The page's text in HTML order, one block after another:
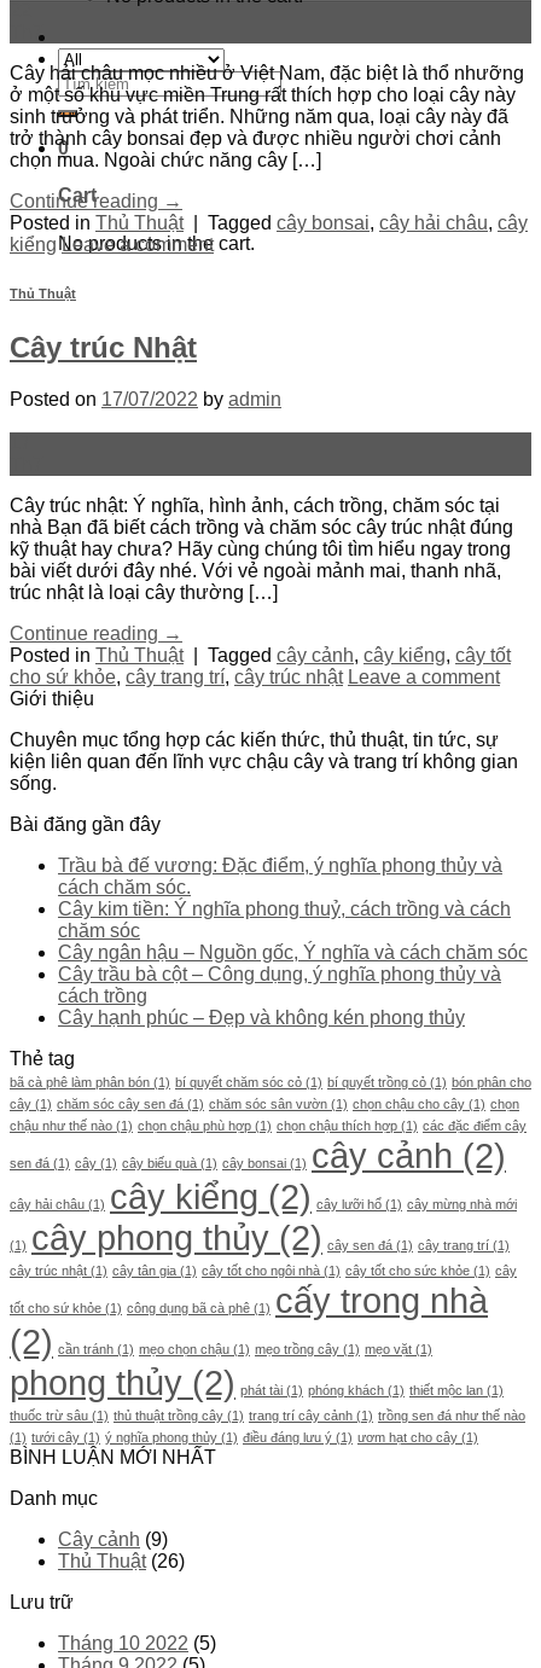
Search
for:
0
Cart
No products in the cart.
Th7
Cây hải châu mọc nhiều ở Việt Nam, đặc biệt là thổ nhưỡng
ở một số khu vực miền Trung rất thích hợp cho loại cây này
sinh trưởng và phát triển. Những năm qua, loại cây này đã
trở thành cây bonsai đẹp và được nhiều người chơi cảnh
chọn mua. Ngoài chức năng cây […]
Continue reading →
Posted in Thủ Thuật Tagged cây bonsai, cây hải châu, cây
kiểng Leave a comment
Thủ Thuật
Cây trúc Nhật
Posted on 17/07/2022 by admin
Cây trúc nhật: Ý nghĩa, hình ảnh, cách trồng, chăm sóc tại
nhà Bạn đã biết cách trồng và chăm sóc cây trúc nhật đúng
kỹ thuật hay chưa? Hãy cùng chúng tôi tìm hiểu ngay trong
bài viết dưới đây nhé. Với vẻ ngoài mảnh mai, thanh nhã,
trúc nhật là loại cây thường […]
Continue reading →
Posted in Thủ Thuật Tagged cây cảnh, cây kiểng, cây tốt
cho sứ khỏe, cây trang trí, cây trúc nhật Leave a comment
Giới thiệu
Chuyên mục tổng hợp các kiến thức, thủ thuật, tin tức, sự
kiện liên quan đến lĩnh vực chậu cây và trang trí không gian
sống.
Bài đăng gần đây
Trầu bà đế vương: Đặc điểm, ý nghĩa phong thủy và
cách chăm sóc.
Cây kim tiền: Ý nghĩa phong thuỷ, cách trồng và cách
chăm sóc
Cây ngân hậu – Nguồn gốc, Ý nghĩa và cách chăm sóc
Cây trầu bà cột – Công dụng, ý nghĩa phong thủy và
cách trồng
Cây hạnh phúc – Đẹp và không kén phong thủy
Thẻ tag
bã cà phê làm phân bón (1) bí quyết chăm sóc cỏ (1) bí quyết trồng cỏ (1) bón phân cho
cây (1) chăm sóc cây sen đá (1) chăm sóc sân vườn (1) chọn chậu cho cây (1) chọn
chậu như thế nào (1) chọn chậu phù hợp (1) chọn chậu thích hợp (1) các đặc điểm cây
sen đá (1) cây (1) cây biếu quà (1) cây bonsai (1) cây cảnh (2)
cây hải châu (1) cây kiểng (2) cây lưỡi hổ (1) cây mừng nhà mới
(1) cây phong thủy (2) cây sen đá (1) cây trang trí (1)
cây trúc nhật (1) cây tân gia (1) cây tốt cho ngôi nhà (1) cây tốt cho sức khỏe (1) cây
tốt cho sứ khỏe (1) công dụng bã cà phê (1) cấy trong nhà
(2) cần tránh (1) mẹo chọn chậu (1) mẹo trồng cây (1) mẹo vặt (1)
phong thủy (2) phát tài (1) phóng khách (1) thiết mộc lan (1)
thuốc trừ sâu (1) thủ thuật trồng cây (1) trang trí cây cảnh (1) trồng sen đá như thế nào
(1) tưới cây (1) ý nghĩa phong thủy (1) điều đáng lưu ý (1) ươm hạt cho cây (1)
BÌNH LUẬN MỚI NHẤT
Danh mục
Cây cảnh (9)
Thủ Thuật(26)
Lưu trữ
Tháng 10 2022 (5)